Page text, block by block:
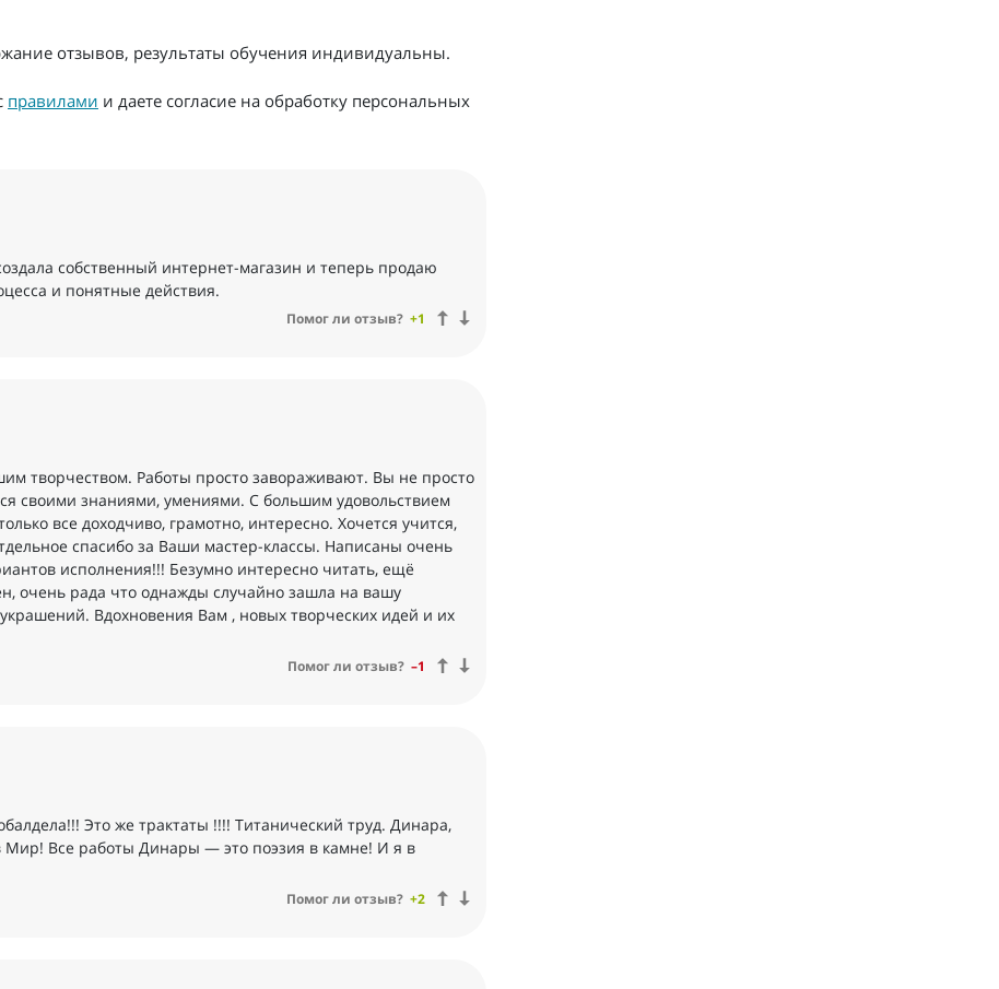
отзывов, результаты обучения индивидуальны.
правилами и даете согласие на обработку персональных
собственный интернет-магазин и теперь продаю
и понятные действия.
Помог ли отзыв? +1
творчеством. Работы просто завораживают. Вы не просто
своими знаниями, умениями. С большим удовольствием
все доходчиво, грамотно, интересно. Хочется учится,
спасибо за Ваши мастер-классы. Написаны очень
исполнения!!! Безумно интересно читать, ещё
очень рада что однажды случайно зашла на вашу
Вдохновения Вам , новых творческих идей и их
Помог ли отзыв? –1
Это же трактаты !!!! Титанический труд. Динара,
Мир! Все работы Динары — это поэзия в камне! И я в
Помог ли отзыв? +2